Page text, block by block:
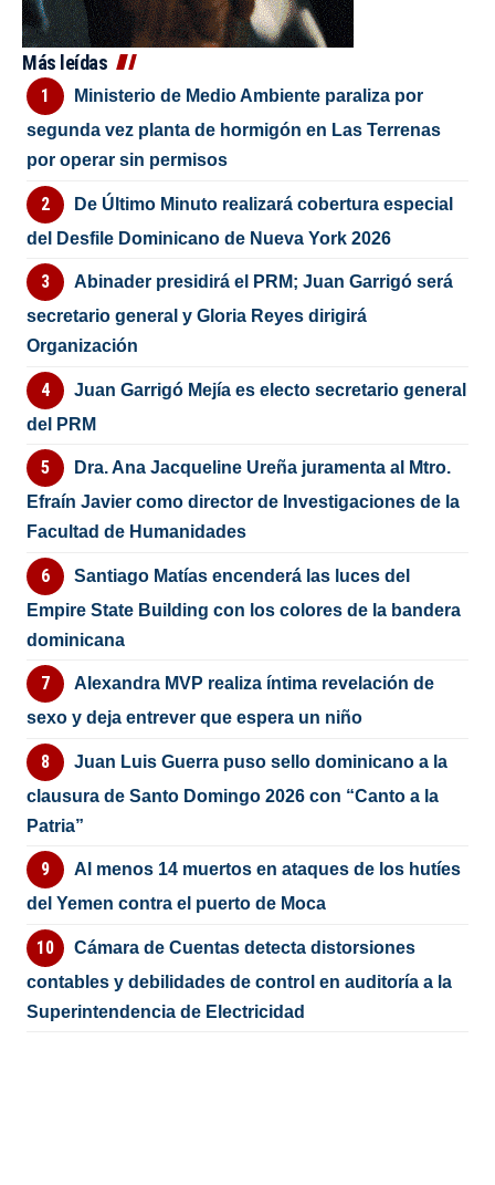
Más leídas
Ministerio de Medio Ambiente paraliza por
segunda vez planta de hormigón en Las Terrenas
por operar sin permisos
De Último Minuto realizará cobertura especial
del Desfile Dominicano de Nueva York 2026
Abinader presidirá el PRM; Juan Garrigó será
secretario general y Gloria Reyes dirigirá
Organización
Juan Garrigó Mejía es electo secretario general
del PRM
Dra. Ana Jacqueline Ureña juramenta al Mtro.
Efraín Javier como director de Investigaciones de la
Facultad de Humanidades
Santiago Matías encenderá las luces del
Empire State Building con los colores de la bandera
dominicana
Alexandra MVP realiza íntima revelación de
sexo y deja entrever que espera un niño
Juan Luis Guerra puso sello dominicano a la
clausura de Santo Domingo 2026 con “Canto a la
Patria”
Al menos 14 muertos en ataques de los hutíes
del Yemen contra el puerto de Moca
Cámara de Cuentas detecta distorsiones
contables y debilidades de control en auditoría a la
Superintendencia de Electricidad